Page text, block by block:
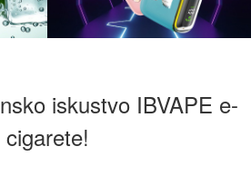
iskustvo IBVAPE e-
cigarete!